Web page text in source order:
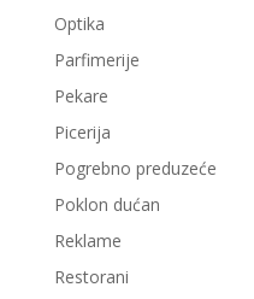
Optika
Parfimerije
Pekare
Picerija
Pogrebno preduzeće
Poklon dućan
Reklame
Restorani